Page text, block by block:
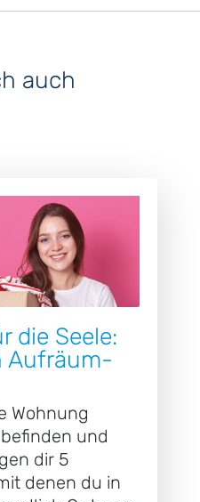
auch
die Seele:
Aufräum-
Wohnung
und
dir 5
denen du in